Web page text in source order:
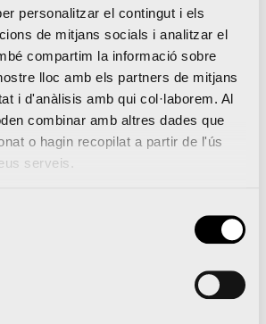
personalitzar el contingut i els
de mitjans socials i analitzar el
compartim la informació sobre
lloc amb els partners de mitjans
i d'anàlisis amb qui col·laborem. Al
combinar amb altres dades que
o hagin recopilat a partir de l'ús
serveis.
disfruten sobre la gespa del Ciutat
de les vacances